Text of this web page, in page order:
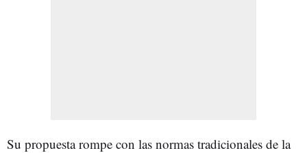
Su propuesta rompe con las normas tradicionales de la